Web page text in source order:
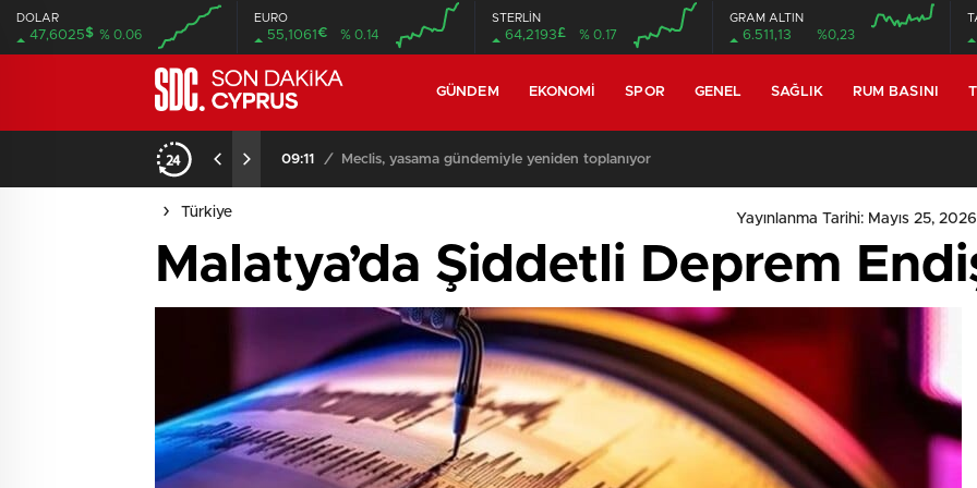
DOLAR
47,6025$ % 0.06
EURO
55,1061€ % 0.14
STERLİN
64,2193£ % 0.17
GRAM ALTIN
6.511,13 %0,23
GÜNDEM EKONOMI SPOR GENEL SAĞLIK RUM BASINI
09:11 / Meclis, yasama gündemiyle yeniden toplanıyor
Türkiye Yayınlanma Tarihi: Mayıs 25,
Malatya’da Şiddetli Deprem